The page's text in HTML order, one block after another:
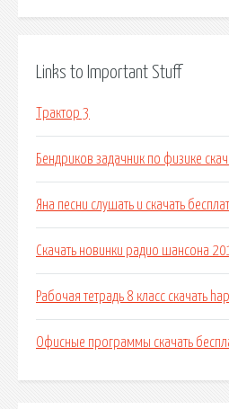
Links to Important Stuff
Трактор 3
Бендриков задачник по физике
Яна песни слушать и скачать
Скачать новинки радио шансона
Рабочая тетрадь 8 класс скачать
Офисные программы скачать